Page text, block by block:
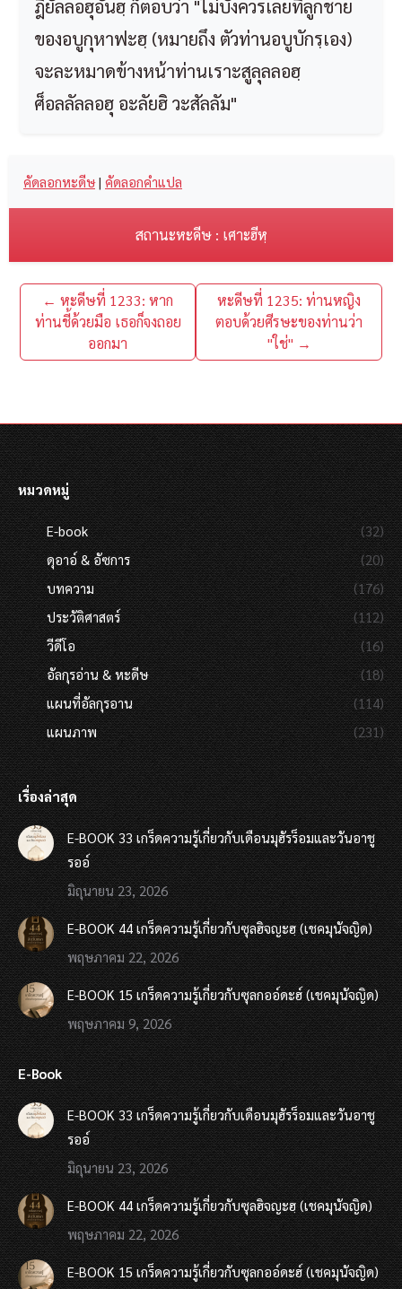
ฎิยัลลอฮุอันฮฺ ก็ตอบว่า "ไม่บังควรเลยที่ลูกชาย
ของอบูกุหาฟะฮฺ (หมายถึง ตัวท่านอบูบักรฺเอง)
จะละหมาดข้างหน้าท่านเราะสูลุลลอฮฺ
ศ็อลลัลลอฮุ อะลัยฮิ วะสัลลัม"
คัดลอกหะดีษ| คัดลอกคำแปล
สถานะหะดีษ : เศาะฮีหฺ
← หะดีษที่ 1233: หาก
ท่านชี้ด้วยมือ เธอก็จงถอย
ออกมา
หะดีษที่ 1235: ท่านหญิง
ตอบด้วยศีรษะของท่านว่า
"ใช่" →
หมวดหมู่
E-book
(32)
ดุอาอ์ & อัซการ
(20)
บทความ
(176)
ประวัติศาสตร์
(112)
วีดีโอ
(16)
อัลกุรอ่าน & หะดีษ
(18)
แผนที่อัลกุรอาน
(114)
แผนภาพ
(231)
เรื่องล่าสุด
E-BOOK 33 เกร็ดความรู้เกี่ยวกับเดือนมุฮัรร็อมและวันอาชู
รออ์
มิถุนายน 23, 2026
E-BOOK 44 เกร็ดความรู้เกี่ยวกับซุลฮิจญะฮฺ (เชคมุนัจญิด)
พฤษภาคม 22, 2026
E-BOOK 15 เกร็ดความรู้เกี่ยวกับซุลกออ์ดะฮ์ (เชคมุนัจญิด)
พฤษภาคม 9, 2026
E-Book
E-BOOK 33 เกร็ดความรู้เกี่ยวกับเดือนมุฮัรร็อมและวันอาชู
รออ์
มิถุนายน 23, 2026
E-BOOK 44 เกร็ดความรู้เกี่ยวกับซุลฮิจญะฮฺ (เชคมุนัจญิด)
พฤษภาคม 22, 2026
E-BOOK 15 เกร็ดความรู้เกี่ยวกับซุลกออ์ดะฮ์ (เชคมุนัจญิด)